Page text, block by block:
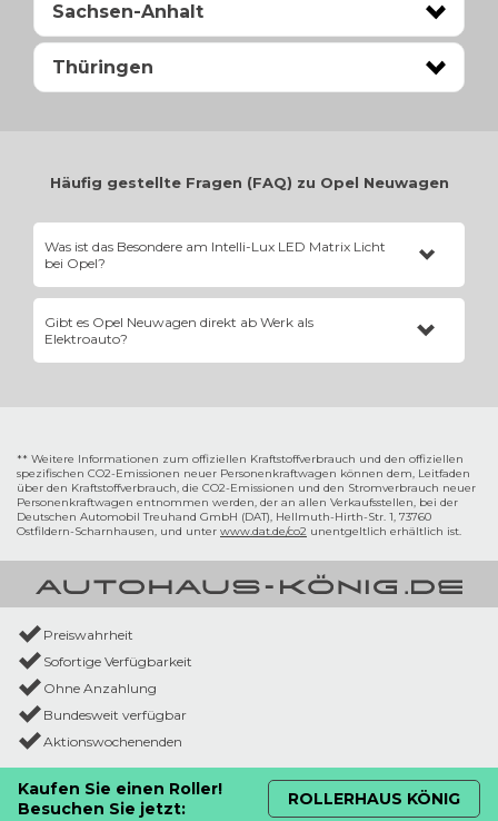
Sachsen-Anhalt
Thüringen
Häufig gestellte Fragen (FAQ) zu Opel Neuwagen
Was ist das Besondere am Intelli-Lux LED Matrix Licht
bei Opel?
Fernlicht. Einzelne LED-Segmente werden über eine Kamera in
Millisekunden genau dort abgeschaltet, wo sich Gegenverkehr oder
vorausfahrende Fahrzeuge befinden.
Gibt es Opel Neuwagen direkt ab Werk als
Elektroauto?
** Weitere Informationen zum offiziellen Kraftstoffverbrauch und den offiziellen
spezifischen CO2-Emissionen neuer Personenkraftwagen können dem‚ Leitfaden
über den Kraftstoffverbrauch, die CO2-Emissionen und den Stromverbrauch neuer
Personenkraftwagen entnommen werden, der an allen Verkaufsstellen, bei der
Deutschen Automobil Treuhand GmbH (DAT), Hellmuth-Hirth-Str. 1, 73760
Ostfildern-Scharnhausen, und unter www.dat.de/co2 unentgeltlich erhältlich ist.
Preiswahrheit
Sofortige Verfügbarkeit
Ohne Anzahlung
Bundesweit verfügbar
Aktionswochenenden
Kaufen Sie einen Roller!
Besuchen Sie jetzt:
ROLLERHAUS KÖNIG